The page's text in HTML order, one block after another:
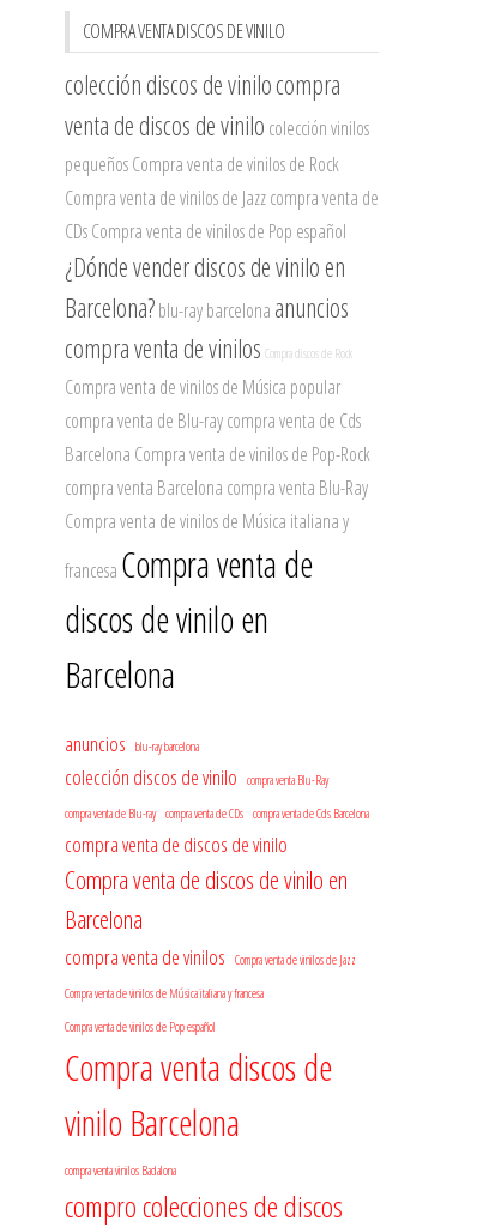
COMPRA VENTA DISCOS DE VINILO
colección discos de vinilocompra
venta de discos de vinilo colección vinilos
pequeños Compra venta de vinilos de Rock
Compra venta de vinilos de Jazz compra venta de
CDs Compra venta de vinilos de Pop español
¿Dónde vender discos de vinilo en
Barcelona? blu-ray barcelona anuncios
compra venta de vinilos Compra discos de Rock
Compra venta de vinilos de Música popular
compra venta de Blu-ray compra venta de Cds
Barcelona Compra venta de vinilos de Pop-Rock
compra venta Barcelona compra venta Blu-Ray
Compra venta de vinilos de Música italiana y
francesa Compra venta de
discos de vinilo en
Barcelona
anuncios blu-ray barcelona
colección discos de vinilo
compra venta Blu-Ray
compra venta de Blu-ray
compra venta de CDs compra venta de Cds Barcelona
compra venta de discos de vinilo
Compra venta de discos de vinilo en
Barcelona
compra venta de vinilos
Compra venta de vinilos de Jazz
Compra venta de vinilos de Música italiana y francesa
Compra venta de vinilos de Pop español
Compra venta discos de
vinilo Barcelona
compra venta vinilos Badalona
compro colecciones de discos